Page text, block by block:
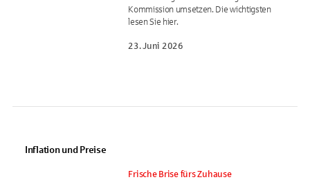
Kommission umsetzen. Die wichtigsten
lesen Sie hier.
23. Juni 2026
Inflation und Preise
Frische Brise fürs Zuhause